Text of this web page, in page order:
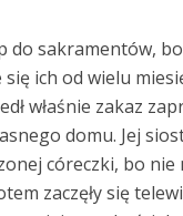
do sakramentów,
ich od wielu
właśnie zakaz
domu. Jej
córeczki, bo nie
zaczęły się